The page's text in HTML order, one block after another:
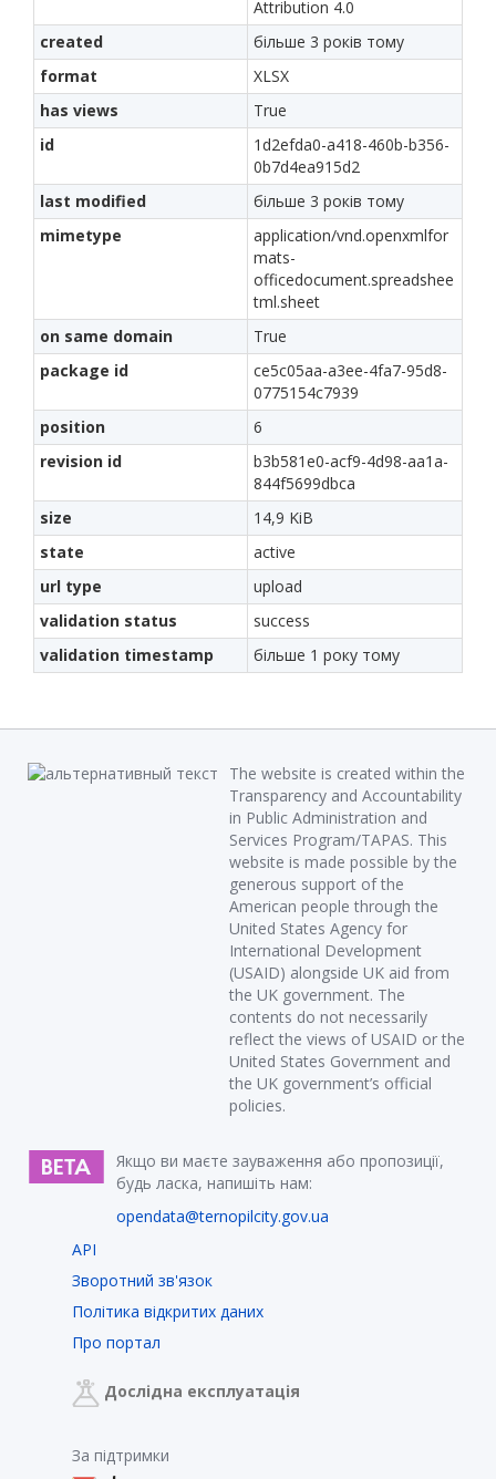
Attribution 4.0
created
більше 3 років тому
format
XLSX
has views
True
id
1d2efda0-a418-460b-b356-
0b7d4ea915d2
last modified
більше 3 років тому
mimetype
application/vnd.openxmlfor
mats-
officedocument.spreadshee
tml.sheet
on same domain
True
package id
ce5c05aa-a3ee-4fa7-95d8-
0775154c7939
position
6
revision id
b3b581e0-acf9-4d98-aa1a-
844f5699dbca
size
14,9 KiB
state
active
url type
upload
validation status
success
validation timestamp
більше 1 року тому
The website is created within the
Transparency and Accountability
in Public Administration and
Services Program/TAPAS. This
website is made possible by the
generous support of the
American people through the
United States Agency for
International Development
(USAID) alongside UK aid from
the UK government. The
contents do not necessarily
reflect the views of USAID or the
United States Government and
the UK government’s official
policies.
Якщо ви маєте зауваження або пропозиції,
будь ласка, напишіть нам:
opendata@ternopilcity.gov.ua
API
Зворотний зв'язок
Політика відкритих даних
Про портал
Дослідна експлуатація
За підтримки